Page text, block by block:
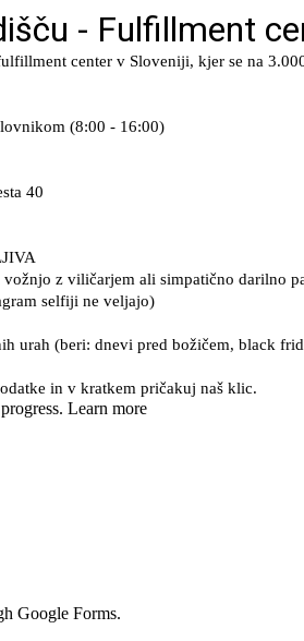
- Fulfillment
center v Sloveniji, kjer se na
(8:00 - 16:00)
40
z viličarjem ali simpatično darilno
selfiji ne veljajo)
urah (beri: dnevi pred božičem, black
in v kratkem pričakuj naš klic.
Learn more
Google Forms.